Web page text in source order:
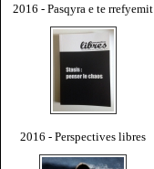
2016 - Pasqyra e te rrefyemit
2016 - Perspectives libres